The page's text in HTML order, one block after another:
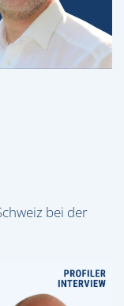
bei der